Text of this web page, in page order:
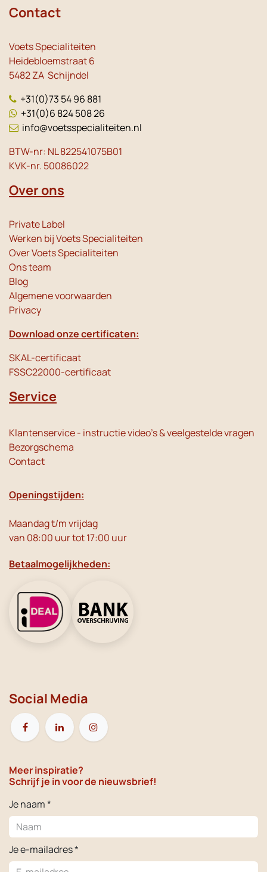
Contact
Voets Specialiteiten
Heidebloemstraat 6
5482 ZA Schijndel
+31(0)73 54 96 881
+31(0)6 824 508 26
info@voetsspecialiteiten.nl
BTW-nr: NL 822541075B01
KVK-nr. 50086022
Over ons
Private Label
Werken bij Voets Specialiteiten
Over Voets Specialiteiten
Ons team
Blog
Algemene voorwaarden
Privacy
Download onze certificaten:
SKAL-certificaat
FSSC22000-certificaat
Service
Klantenservice - instructie video's & veelgestelde vragen
Bezorgschema
Contact
Openingstijden:
Maandag t/m vrijdag
van 08:00 uur tot 17:00 uur
Betaalmogelijkheden:
Social Media
Meer inspiratie?
Schrijf je in voor de nieuwsbrief!
Je naam *
Je e-mailadres *